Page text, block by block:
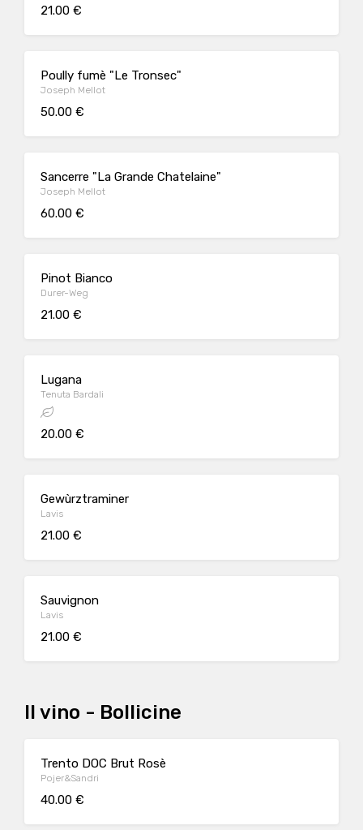
21.00 €
Poully fumè "Le Tronsec"
Joseph Mellot
50.00 €
Sancerre "La Grande Chatelaine"
Joseph Mellot
60.00 €
Pinot Bianco
Durer-Weg
21.00 €
Lugana
Tenuta Bardali
20.00 €
Gewùrztraminer
Lavis
21.00 €
Sauvignon
Lavis
21.00 €
Il vino - Bollicine
Trento DOC Brut Rosè
Pojer&Sandri
40.00 €